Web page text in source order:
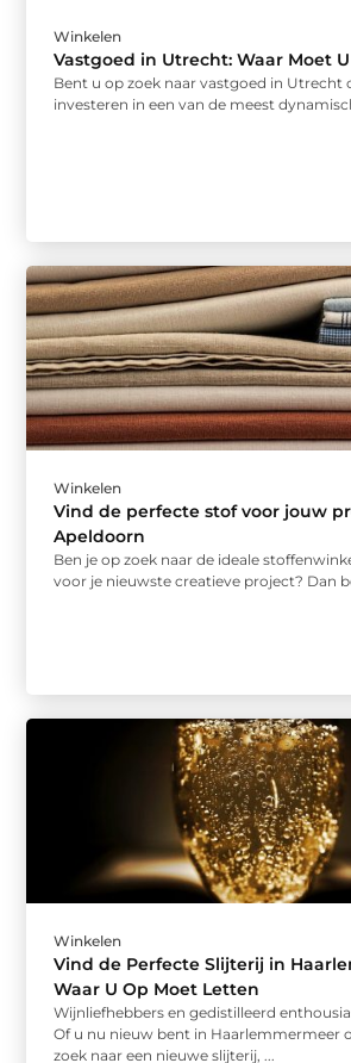
Winkelen
Vastgoed in Utrecht: Waar Moet
Bent u op zoek naar vastgoed in Utrecht
investeren in een van de meest
Winkelen
Vind de perfecte stof voor jouw
Apeldoorn
Ben je op zoek naar de ideale
voor je nieuwste creatieve project? Dan
Winkelen
Vind de Perfecte Slijterij in
Waar U Op Moet Letten
Wijnliefhebbers en gedistilleerd
Of u nu nieuw bent in Haarlemmermeer
zoek naar een nieuwe slijterij, ...